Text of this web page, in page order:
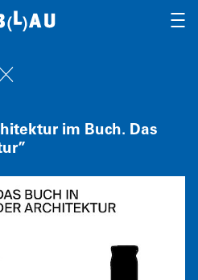
im Buch. Das